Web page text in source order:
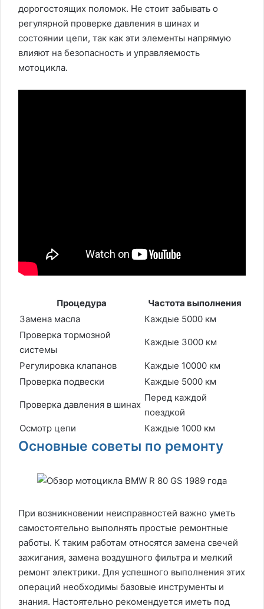
дорогостоящих поломок. Не стоит забывать о
регулярной проверке давления в шинах и
состоянии цепи, так как эти элементы напрямую
влияют на безопасность и управляемость
мотоцикла.
Процедура
Частота выполнения
Замена масла
Каждые 5000 км
Проверка тормозной
системы
Каждые 3000 км
Регулировка клапанов
Каждые 10000 км
Проверка подвески
Каждые 5000 км
Проверка давления в шинах
Перед каждой
поездкой
Осмотр цепи
Каждые 1000 км
Основные советы по ремонту
При возникновении неисправностей важно уметь
самостоятельно выполнять простые ремонтные
работы. К таким работам относятся замена свечей
зажигания, замена воздушного фильтра и мелкий
ремонт электрики. Для успешного выполнения этих
операций необходимы базовые инструменты и
знания. Настоятельно рекомендуется иметь под